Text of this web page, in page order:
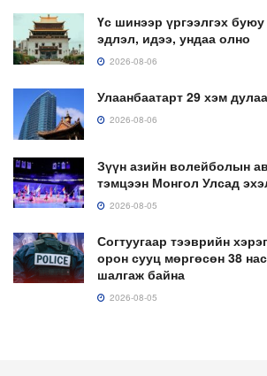
Үс шинээр үргээлгэх
эдлэл, идээ, ундаа олно
2026-08-06
Улаанбаатарт 29 хэм
2026-08-06
Зүүн азийн волейболын
тэмцээн Монгол Улсад
2026-08-05
Согтуугаар тээврийн
орон сууц мөргөсөн 38
шалгаж байна
2026-08-05